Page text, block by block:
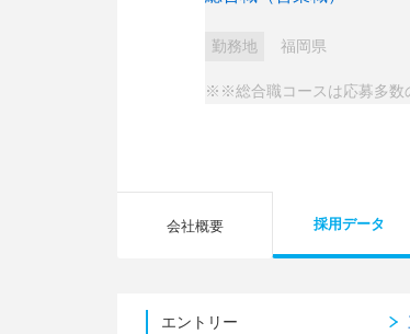
勤務地 福岡県
※※総合職コースは応募多
会社概要 採用データ
エントリー